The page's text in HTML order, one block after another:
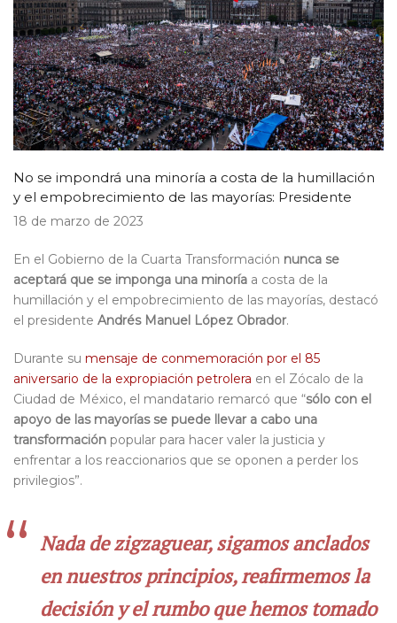
No se impondrá una minoría a costa de la humillación
y el empobrecimiento de las mayorías: Presidente
18 de marzo de 2023
En el Gobierno de la Cuarta Transformación nunca se
aceptará que se imponga una minoría a costa de la
humillación y el empobrecimiento de las mayorías, destacó
el presidente Andrés Manuel López Obrador.
Durante su mensaje de conmemoración por el 85
aniversario de la expropiación petrolera en el Zócalo de la
Ciudad de México, el mandatario remarcó que “sólo con el
apoyo de las mayorías se puede llevar a cabo una
transformación popular para hacer valer la justicia y
enfrentar a los reaccionarios que se oponen a perder los
privilegios”.
Nada de zigzaguear, sigamos anclados
en nuestros principios, reafirmemos la
decisión y el rumbo que hemos tomado